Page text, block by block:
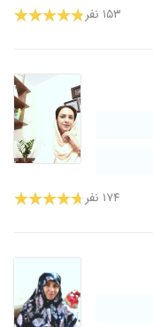
۱۵۳ نفر
۱۷۴ نفر